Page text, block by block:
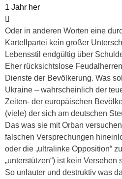
1 Jahr her
Oder in anderen Worten eine
Kartellpartei kein großer
Lebensstil endgültig über
Eher rücksichtslose
Dienste der Bevölkerung. Was
Ukraine – wahrscheinlich der
Zeiten- der europäischen
(viele) der sich am deutschen
Das was sie mit Orban
falschen Versprechungen
oder die „ultralinke Opposition“
„unterstützen“) ist kein Versehen
So unlauter und destruktiv was